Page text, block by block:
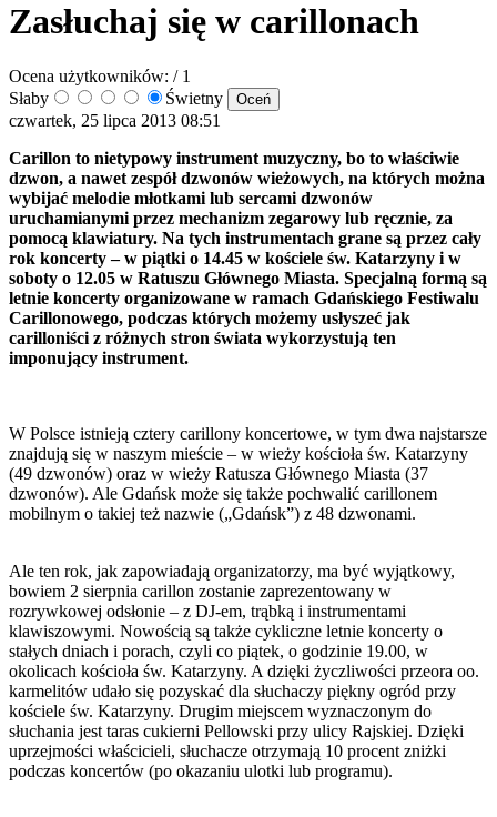
Zasłuchaj się w carillonach
Ocena użytkowników: / 1
Słaby
Świetny
czwartek, 25 lipca 2013 08:51
Carillon to nietypowy instrument muzyczny, bo to właściwie
dzwon, a nawet zespół dzwonów wieżowych, na których można
wybijać melodie młotkami lub sercami dzwonów
uruchamianymi przez mechanizm zegarowy lub ręcznie, za
pomocą klawiatury. Na tych instrumentach grane są przez cały
rok koncerty – w piątki o 14.45 w kościele św. Katarzyny i w
soboty o 12.05 w Ratuszu Głównego Miasta. Specjalną formą są
letnie koncerty organizowane w ramach Gdańskiego Festiwalu
Carillonowego, podczas których możemy usłyszeć jak
carilloniści z różnych stron świata wykorzystują ten
imponujący instrument.
W Polsce istnieją cztery carillony koncertowe, w tym dwa najstarsze
znajdują się w naszym mieście – w wieży kościoła św. Katarzyny
(49 dzwonów) oraz w wieży Ratusza Głównego Miasta (37
dzwonów). Ale Gdańsk może się także pochwalić carillonem
mobilnym o takiej też nazwie („Gdańsk”) z 48 dzwonami.
Ale ten rok, jak zapowiadają organizatorzy, ma być wyjątkowy,
bowiem 2 sierpnia carillon zostanie zaprezentowany w
rozrywkowej odsłonie – z DJ-em, trąbką i instrumentami
klawiszowymi. Nowością są także cykliczne letnie koncerty o
stałych dniach i porach, czyli co piątek, o godzinie 19.00, w
okolicach kościoła św. Katarzyny. A dzięki życzliwości przeora oo.
karmelitów udało się pozyskać dla słuchaczy piękny ogród przy
kościele św. Katarzyny. Drugim miejscem wyznaczonym do
słuchania jest taras cukierni Pellowski przy ulicy Rajskiej. Dzięki
uprzejmości właścicieli, słuchacze otrzymają 10 procent zniżki
podczas koncertów (po okazaniu ulotki lub programu).